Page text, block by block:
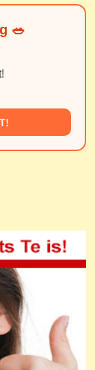
🥗